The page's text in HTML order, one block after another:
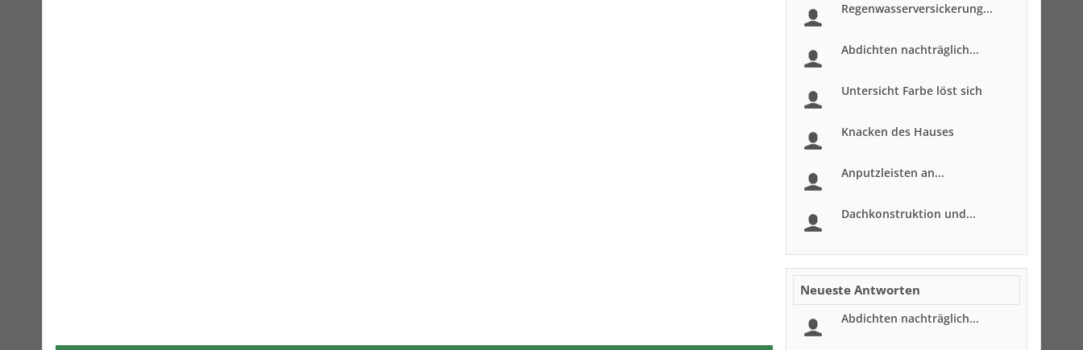
Regenwasserversickerung...
Abdichten nachträglich...
Untersicht Farbe löst sich
Knacken des Hauses
Anputzleisten an...
Dachkonstruktion und...
Neueste Antworten
Abdichten nachträglich...